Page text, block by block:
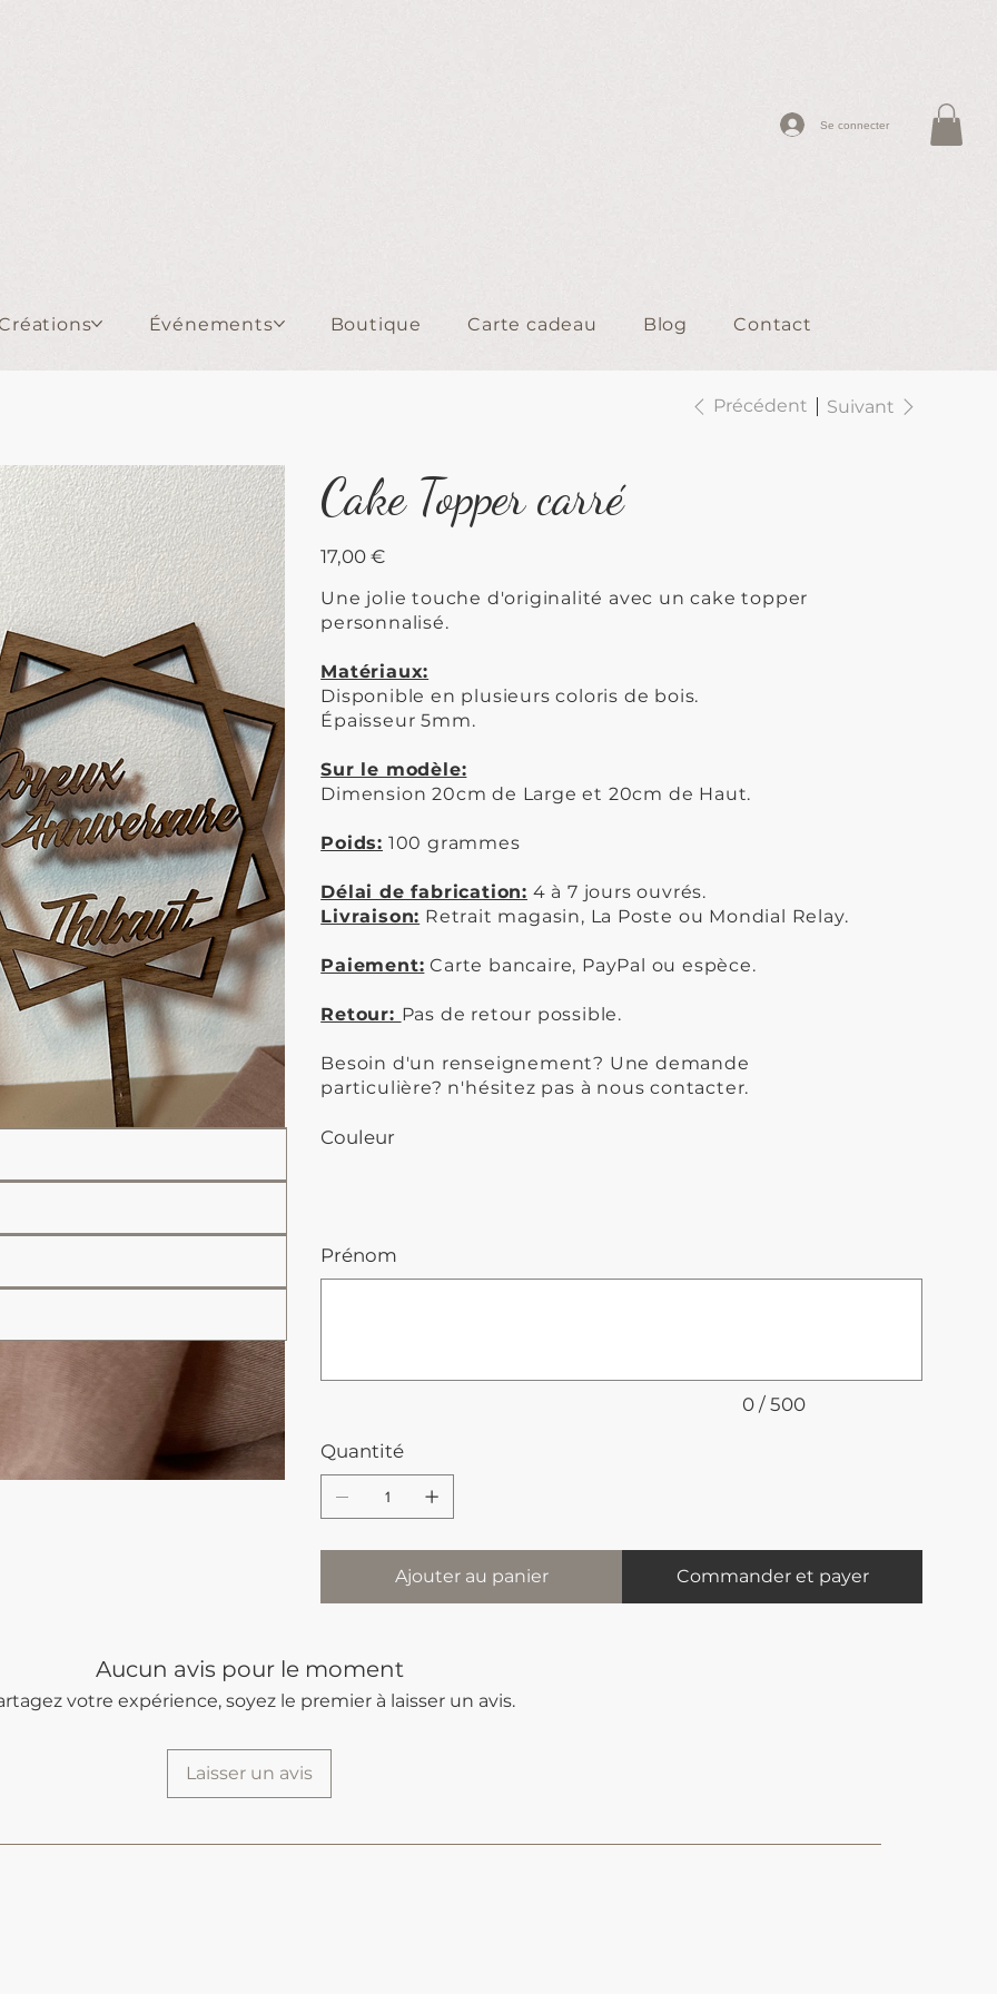
Se connecter
Événements Boutique Carte cadeau Blog Contact
Précédent Suivant
Cake Topper carré
17,00 €
Une jolie touche d'originalité avec un cake topper
personnalisé.
Matériaux:
Disponible en plusieurs coloris de bois.
Épaisseur 5mm.
Sur le modèle:
Dimension 20cm de Large et 20cm de Haut.
Poids: 100 grammes
Délai de fabrication: 4 à 7 jours ouvrés.
Livraison: Retrait magasin, La Poste ou Mondial Relay.
Paiement: Carte bancaire, PayPal ou espèce.
Retour: Pas de retour possible.
Besoin d'un renseignement? Une demande
particulière? n'hésitez pas à nous contacter.
Couleur
Prénom
0 / 500
Quantité
Ajouter au panier Commander et payer
Aucun avis pour le moment
votre expérience, soyez le premier à laisser un avis.
Laisser un avis